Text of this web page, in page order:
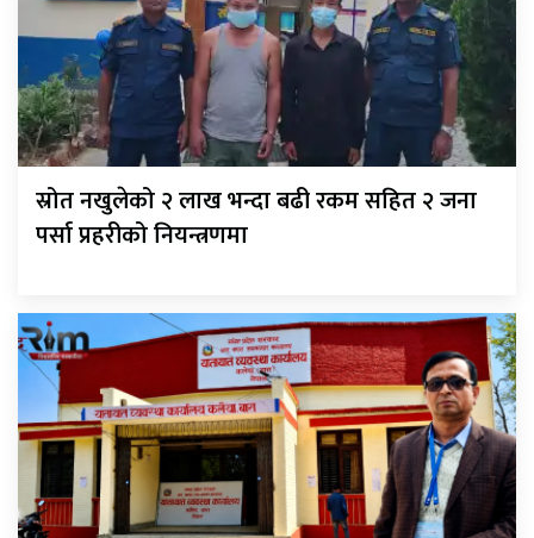
स्रोत नखुलेको २ लाख भन्दा बढी रकम सहित २ जना
पर्सा प्रहरीको नियन्त्रणमा